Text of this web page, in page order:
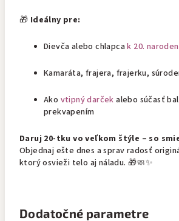
🎁 Ideálny pre:
Dievča alebo chlapcak 20.
Kamaráta, frajera, frajerku,
Ako vtipný darček alebo súčasť
prekvapením
Daruj 20-tku vo veľkom štýle – so
Objednaj ešte dnes a sprav radosť
ktorý osvieži telo aj náladu. 🎁🧼✨
Dodatočné parametre